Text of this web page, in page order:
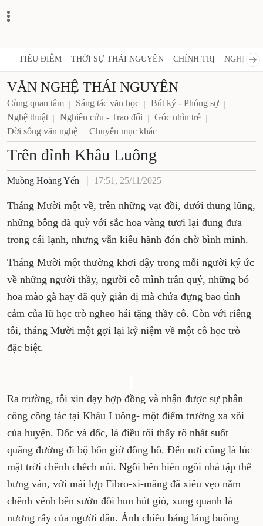
TIÊU ĐIỂM THỜI SỰ THÁI NGUYÊN CHÍNH TRỊ NGHỊ
VĂN NGHỆ THÁI NGUYÊN
Cùng quan tâm Sáng tác văn học
Bút ký - Phóng sự
Nghệ thuật
Nghiên cứu - Trao đổi
Góc nhìn trẻ
Đời sống văn nghệ
Chuyên mục khác
Trên đỉnh Khâu Luông
Muồng Hoàng Yến 17:51, 25/11/2025
Tháng Mười một về, trên những vạt đồi, dưới thung lũng,
những bông dã quỳ với sắc hoa vàng tươi lại đung đưa
trong cái lạnh, nhưng vẫn kiêu hãnh đón chờ bình minh.
Tháng Mười một thường khơi dậy trong mỗi người ký ức
về những người thầy, người cô mình trân quý, những bó
hoa mào gà hay dã quỳ giản dị mà chứa đựng bao tình
cảm của lũ học trò ngheo hái tặng thầy cô. Còn với riêng
tôi, tháng Mười một gợi lại kỷ niệm về một cô học trò
đặc biệt.
Ra trường, tôi xin dạy hợp đồng và nhận được sự phân
công công tác tại Khâu Luông- một điểm trường xa xôi
của huyện. Dốc và dốc, là điều tôi thấy rõ nhất suốt
quãng đường đi bộ bốn giờ đồng hồ. Đến nơi cũng là lúc
mặt trời chênh chếch núi. Ngồi bên hiên ngôi nhà tập thể
bưng ván, với mái lợp Fibro-xi-măng đã xiêu vẹo nằm
chênh vênh bên sườn đồi hun hút gió, xung quanh là
nương rẫy của người dân. Ánh chiều bảng lảng buông